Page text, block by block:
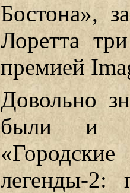
Бостона»,
Лоретта
премией
Довольно
были и в
легенды-2: